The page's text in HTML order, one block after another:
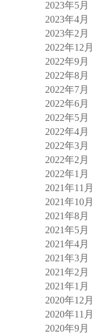
2023年5月
2023年4月
2023年2月
2022年12月
2022年9月
2022年8月
2022年7月
2022年6月
2022年5月
2022年4月
2022年3月
2022年2月
2022年1月
2021年11月
2021年10月
2021年8月
2021年5月
2021年4月
2021年3月
2021年2月
2021年1月
2020年12月
2020年11月
2020年9月